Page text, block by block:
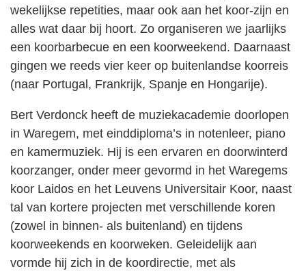
wekelijkse repetities, maar ook aan het koor-zijn en
alles wat daar bij hoort. Zo organiseren we jaarlijks
een koorbarbecue en een koorweekend. Daarnaast
gingen we reeds vier keer op buitenlandse koorreis
(naar Portugal, Frankrijk, Spanje en Hongarije).
Bert Verdonck heeft de muziekacademie doorlopen
in Waregem, met einddiploma’s in notenleer, piano
en kamermuziek. Hij is een ervaren en doorwinterd
koorzanger, onder meer gevormd in het Waregems
koor Laidos en het Leuvens Universitair Koor, naast
tal van kortere projecten met verschillende koren
(zowel in binnen- als buitenland) en tijdens
koorweekends en koorweken. Geleidelijk aan
vormde hij zich in de koordirectie, met als